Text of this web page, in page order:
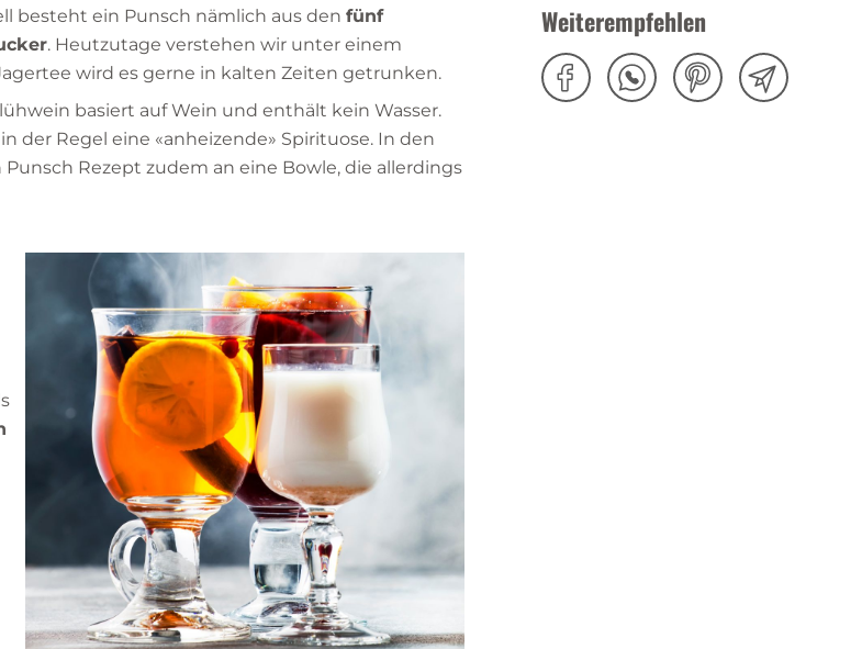
Weiterempfehlen
besteht ein Punsch nämlich aus den fünf
. Heutzutage verstehen wir unter einem
wird es gerne in kalten Zeiten getrunken.
basiert auf Wein und enthält kein Wasser.
der Regel eine «anheizende» Spirituose. In den
Rezept zudem an eine Bowle, die allerdings